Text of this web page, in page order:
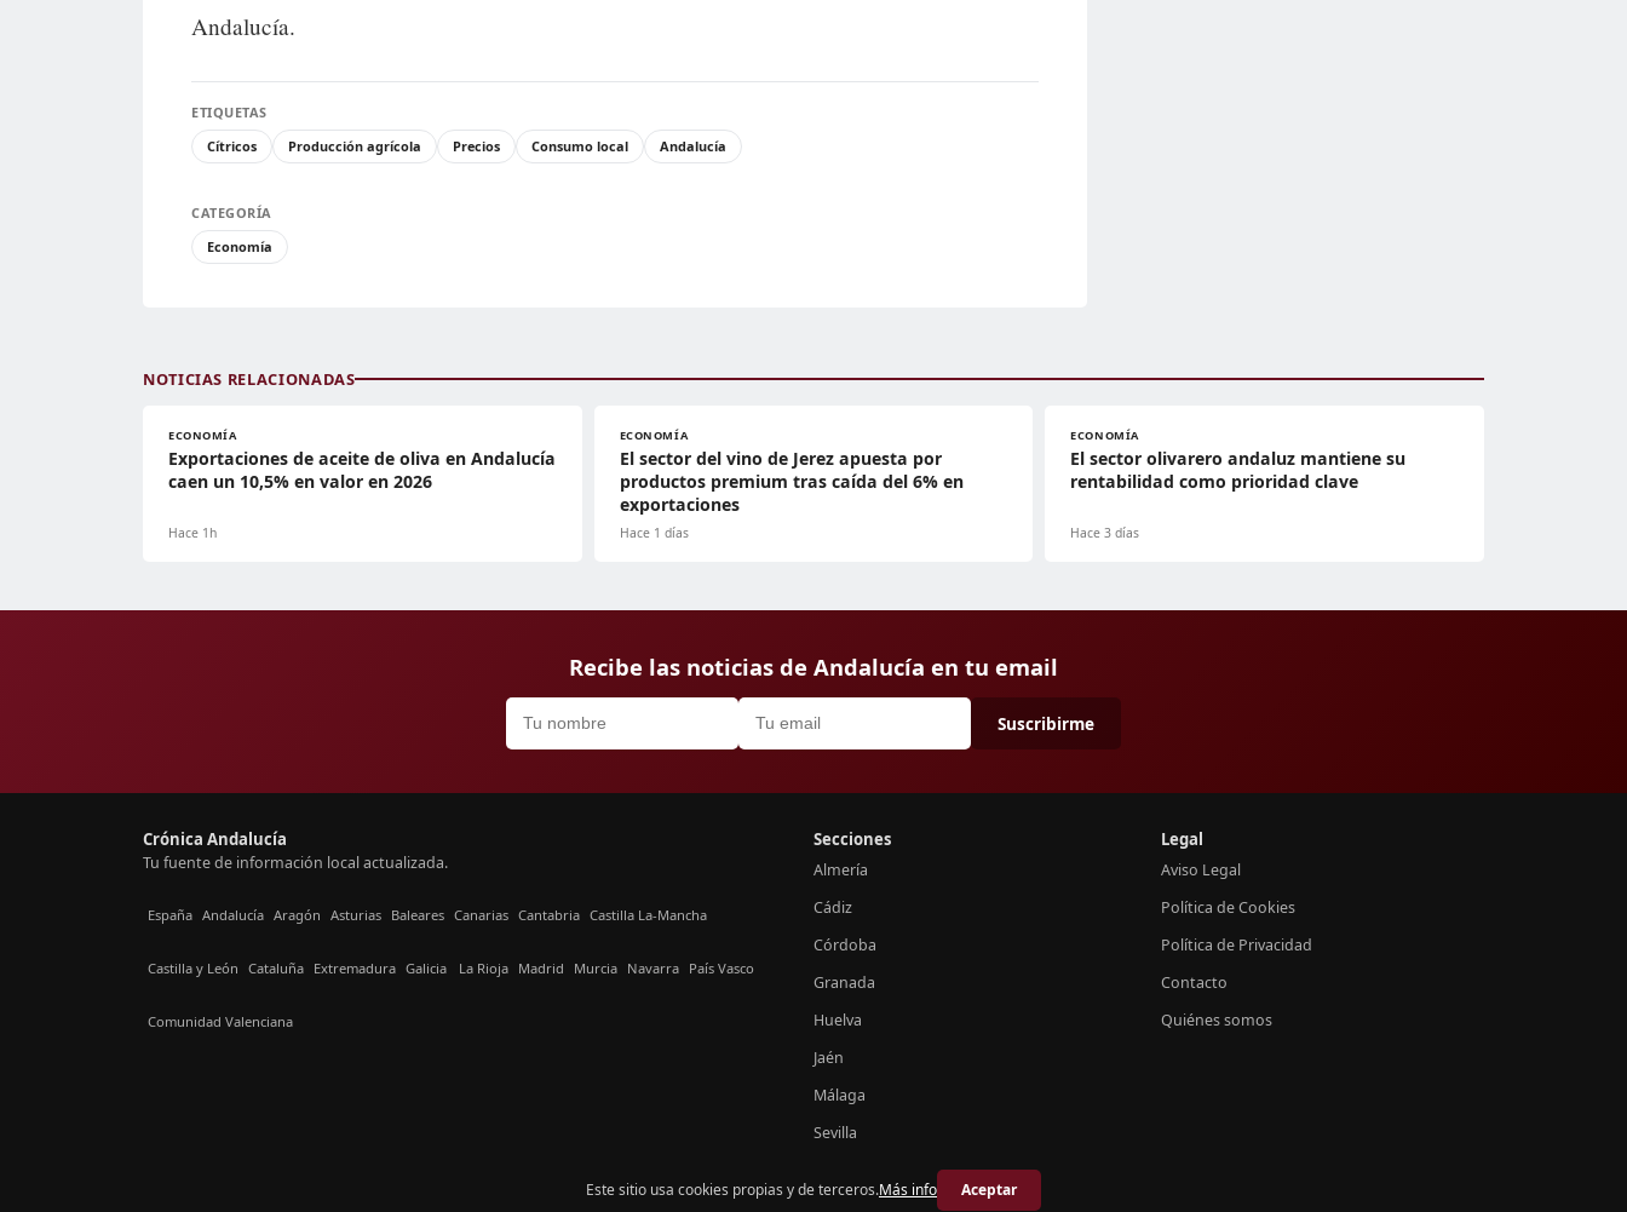
Andalucía.
ETIQUETAS
Cítricos
Producción agrícola Precios Consumo local Andalucía
CATEGORÍA
Economía
NOTICIAS RELACIONADAS
ECONOMÍA
Exportaciones de aceite de oliva en Andalucía
caen un 10,5% en valor en 2026
Hace 1h
ECONOMÍA
El sector del vino de Jerez apuesta por
productos premium tras caída del 6% en
exportaciones
Hace 1 días
ECONOMÍA
El sector olivarero andaluz mantiene su
rentabilidad como prioridad clave
Hace 3 días
Recibe las noticias de Andalucía en tu email
Suscribirme
Crónica Andalucía
Tu fuente de información local actualizada.
España Andalucía Aragón Asturias Baleares Canarias Cantabria Castilla La-Mancha
Castilla y León Cataluña Extremadura Galicia La Rioja Madrid Murcia Navarra País Vasco
Comunidad Valenciana
Secciones
Almería
Cádiz
Córdoba
Granada
Huelva
Jaén
Málaga
Sevilla
Legal
Aviso Legal
Política de Cookies
Política de Privacidad
Contacto
Quiénes somos
© 2026 Crónica Andalucía
Este sitio usa cookies propias y de terceros.Más info Aceptar